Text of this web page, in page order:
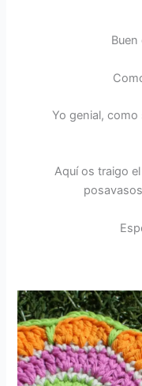
Buen
Yo genial,
Aquí os traigo